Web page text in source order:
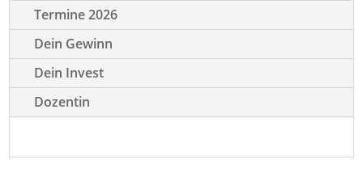
Termine 2026
Dein Gewinn
Dein Invest
Dozentin